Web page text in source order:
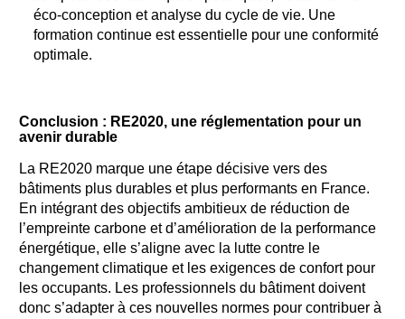
éco-conception et analyse du cycle de vie. Une
formation continue est essentielle pour une conformité
optimale.
Conclusion : RE2020, une réglementation pour un
avenir durable
La RE2020 marque une étape décisive vers des
bâtiments plus durables et plus performants en France.
En intégrant des objectifs ambitieux de réduction de
l’empreinte carbone et d’amélioration de la performance
énergétique, elle s’aligne avec la lutte contre le
changement climatique et les exigences de confort pour
les occupants. Les professionnels du bâtiment doivent
donc s’adapter à ces nouvelles normes pour contribuer à